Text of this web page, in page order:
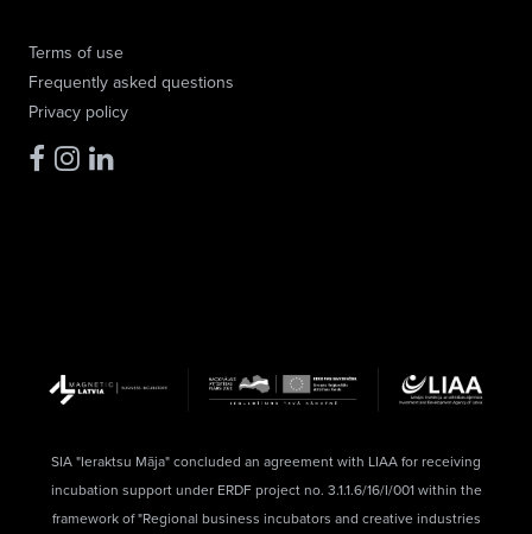
Terms of use
Frequently asked questions
Privacy policy
SIA "Ieraktsu Māja" concluded an agreement with LIAA for receiving
incubation support under ERDF project no. 3.1.1.6/16/I/001 within the
framework of "Regional business incubators and creative industries